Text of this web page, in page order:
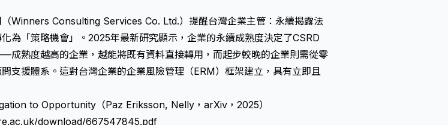
Winners Consulting Services Co. Ltd.）提醒台灣企業主管：永續揭露法
為「策略機會」。2025年最新研究顯示，企業的永續成熟度決定了CSRD
成熟度越高的企業，越能將既有資料直接轉用，而起步較晚的企業則需從零
支援體系。這對台灣企業的企業風險管理（ERM）框架建立，具有立即且
to Opportunity（Paz Eriksson, Nelly，arXiv，2025）
download/667547845.pdf